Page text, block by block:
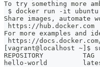
To try something more
$ docker run -it ubuntu
Share images, automate
https://hub.docker.com
For more examples and
https://
[vagrant@localhost ~]$
REPOSITORY
hello-world